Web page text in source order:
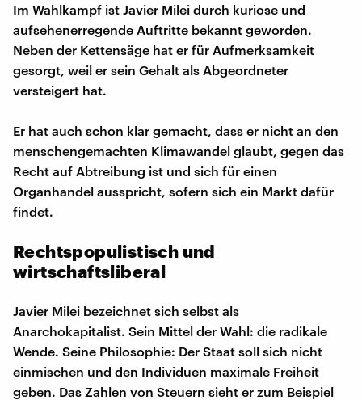
Im Wahlkampf ist Javier Milei durch kuriose und
aufsehenerregende Auftritte bekannt geworden.
Neben der Kettensäge hat er für Aufmerksamkeit
gesorgt, weil er sein Gehalt als Abgeordneter
versteigert hat.
Er hat auch schon klar gemacht, dass er nicht an den
menschengemachten Klimawandel glaubt, gegen das
Recht auf Abtreibung ist und sich für einen
Organhandel ausspricht, sofern sich ein Markt dafür
findet.
Rechtspopulistisch und
wirtschaftsliberal
Javier Milei bezeichnet sich selbst als
Anarchokapitalist. Sein Mittel der Wahl: die radikale
Wende. Seine Philosophie: Der Staat soll sich nicht
einmischen und den Individuen maximale Freiheit
geben. Das Zahlen von Steuern sieht er zum Beispiel